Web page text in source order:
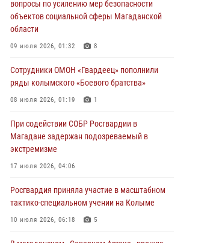
При содействии СОБР Росгвардии в
Магадане задержан подозреваемый в
экстремизме
«Каникулы с Росгвардией» продолжаются на
Колыме
Начальник Главного штаба – первый
заместитель директора Росгвардии Герой
России генерал-полковник Сергей Бойко
профессиональным праздником
15 июля 2026, 06:21
вопросы по усилению мер безопасности
объектов социальной сферы Магаданской
области
09 июля 2026, 01:32 8
Сотрудники ОМОН «Гвардеец» пополнили
ряды колымского «Боевого братства»
08 июля 2026, 01:19 1
При содействии СОБР Росгвардии в
Магадане задержан подозреваемый в
экстремизме
17 июля 2026, 04:06
Росгвардия приняла участие в масштабном
тактико-специальном учении на Колыме
10 июля 2026, 06:18 5